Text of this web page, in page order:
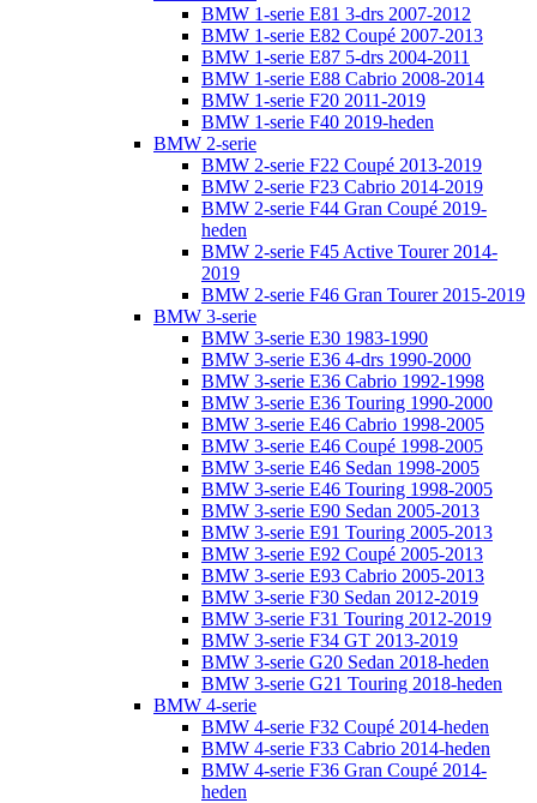
BMW 1-serie E81 3-drs 2007-2012
BMW 1-serie E82 Coupé 2007-2013
BMW 1-serie E87 5-drs 2004-2011
BMW 1-serie E88 Cabrio 2008-2014
BMW 1-serie F20 2011-2019
BMW 1-serie F40 2019-heden
BMW 2-serie
BMW 2-serie F22 Coupé 2013-2019
BMW 2-serie F23 Cabrio 2014-2019
BMW 2-serie F44 Gran Coupé 2019-
heden
BMW 2-serie F45 Active Tourer 2014-
2019
BMW 2-serie F46 Gran Tourer 2015-2019
BMW 3-serie
BMW 3-serie E30 1983-1990
BMW 3-serie E36 4-drs 1990-2000
BMW 3-serie E36 Cabrio 1992-1998
BMW 3-serie E36 Touring 1990-2000
BMW 3-serie E46 Cabrio 1998-2005
BMW 3-serie E46 Coupé 1998-2005
BMW 3-serie E46 Sedan 1998-2005
BMW 3-serie E46 Touring 1998-2005
BMW 3-serie E90 Sedan 2005-2013
BMW 3-serie E91 Touring 2005-2013
BMW 3-serie E92 Coupé 2005-2013
BMW 3-serie E93 Cabrio 2005-2013
BMW 3-serie F30 Sedan 2012-2019
BMW 3-serie F31 Touring 2012-2019
BMW 3-serie F34 GT 2013-2019
BMW 3-serie G20 Sedan 2018-heden
BMW 3-serie G21 Touring 2018-heden
BMW 4-serie
BMW 4-serie F32 Coupé 2014-heden
BMW 4-serie F33 Cabrio 2014-heden
BMW 4-serie F36 Gran Coupé 2014-
heden